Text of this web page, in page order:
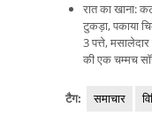
रात का खाना:
टुकड़ा, पकाया
3 पत्ते,
की एक चम्मच
टैग: समाचार